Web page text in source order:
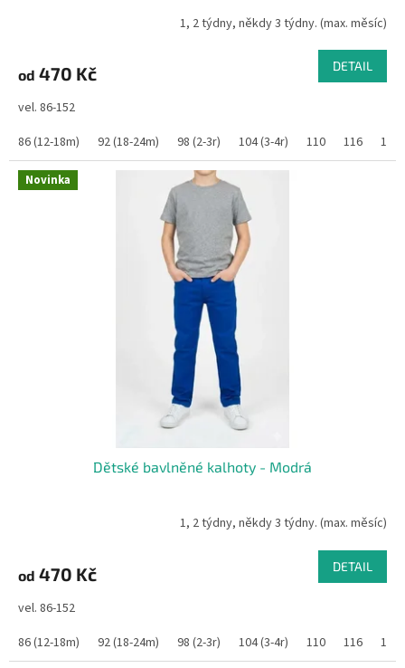
1, 2 týdny, někdy 3 týdny. (max. měsíc)
od 470 Kč DETAIL
vel. 86-152
86 (12-18m)
92 (18-24m) 98 (2-3r) 104 (3-4r) 110 116 122
Novinka
Dětské bavlněné kalhoty - Modrá
1, 2 týdny, někdy 3 týdny. (max. měsíc)
od 470 Kč DETAIL
vel. 86-152
86 (12-18m)
92 (18-24m) 98 (2-3r) 104 (3-4r) 110 116 122